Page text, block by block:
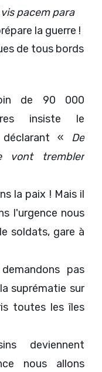
vis pacem para
la guerre !
de tous bords
de 90 000
insiste le
déclarant « De
vont trembler
la paix ! Mais il
l'urgence nous
soldats, gare à
pas
suprématie sur
toutes les îles
deviennent
nous allons